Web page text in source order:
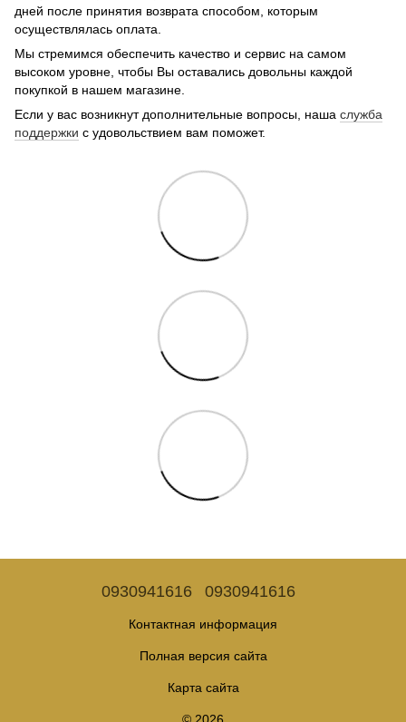
дней после принятия возврата способом, которым
осуществлялась оплата.
Мы стремимся обеспечить качество и сервис на самом
высоком уровне, чтобы Вы оставались довольны каждой
покупкой в нашем магазине.
Если у вас возникнут дополнительные вопросы, наша служба
поддержки с удовольствием вам поможет.
0930941616 0930941616
Контактная информация
Полная версия сайта
Карта сайта